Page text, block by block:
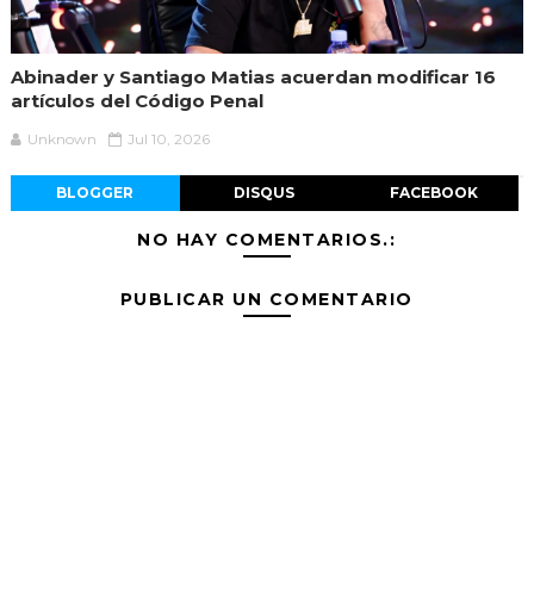
Abinader y Santiago Matias acuerdan modificar 16
artículos del Código Penal
Unknown Jul 10, 2026
BLOGGER DISQUS FACEBOOK
NO HAY COMENTARIOS.:
PUBLICAR UN COMENTARIO